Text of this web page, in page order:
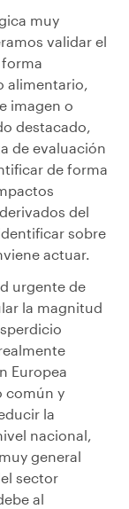
muy
validar el
alimentario,
imagen o
destacado,
de evaluación
de forma
del
sobre
actuar.
urgente de
la magnitud
Europea
común y
la
nacional,
general
sector
al